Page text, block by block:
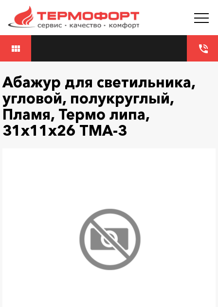
phone_in_talk
view_module
Абажур для светильника,
угловой, полукруглый,
Пламя, Термо липа,
31х11х26 ТМА-3